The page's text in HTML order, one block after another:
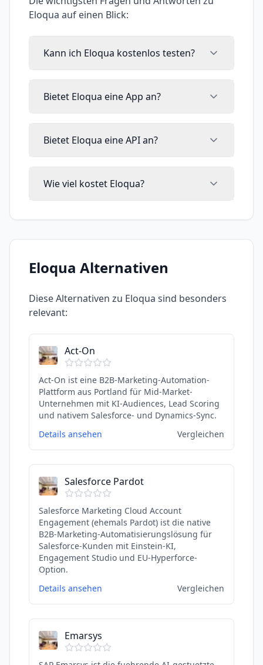
Eloqua auf einen Blick:
Kann ich Eloqua kostenlos testen?
Bietet Eloqua eine App an?
Bietet Eloqua eine API an?
Wie viel kostet Eloqua?
Eloqua Alternativen
Diese Alternativen zu Eloqua sind besonders
relevant:
Act-On
Act-On ist eine B2B-Marketing-Automation-
Plattform aus Portland für Mid-Market-
Unternehmen mit KI-Audiences, Lead Scoring
und nativem Salesforce- und Dynamics-Sync.
Details ansehen
Vergleichen
Salesforce Pardot
Salesforce Marketing Cloud Account
Engagement (ehemals Pardot) ist die native
B2B-Marketing-Automatisierungslösung für
Salesforce-Kunden mit Einstein-KI,
Engagement Studio und EU-Hyperforce-
Option.
Details ansehen
Vergleichen
Emarsys